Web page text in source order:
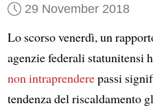
29 November 2018
Lo scorso venerdì, un
agenzie federali statunitensi
nonintraprenderepassi
tendenza del riscaldamento